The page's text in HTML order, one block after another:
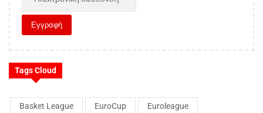
Tags Cloud
Basket League EuroCup Euroleague